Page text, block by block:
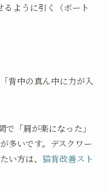
ように引く（ボート
背中の真ん中に力が入
「肩が楽になった」
多いです。デスクワー
い方は、 猫背改善スト